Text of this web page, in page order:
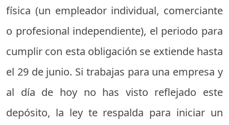
física (un empleador individual, comerciante
o profesional independiente), el periodo para
cumplir con esta obligación se extiende hasta
el 29 de junio. Si trabajas para una empresa y
al día de hoy no has visto reflejado este
depósito, la ley te respalda para iniciar un